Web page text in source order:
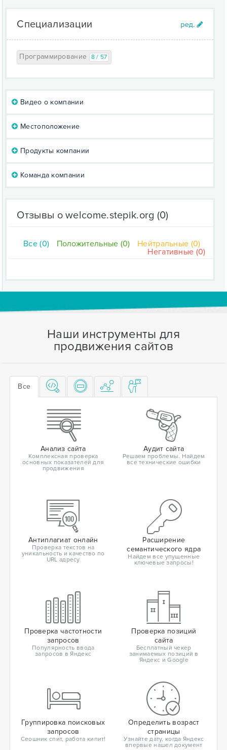
Специализации
Программирование 8 / 57
Видео о компании
Местоположение
Продукты компании
Команда компании
Отзывы о welcome.stepik.org (0)
Все (0) Положительные (0)
Нейтральные (0)
Негативные (0)
Наши инструменты для
продвижения сайтов
Все
Анализ сайта
Комплексная проверка
основных показателей для
продвижения
Аудит сайта
Решаем проблемы. Найдем
все технические ошибки
Антиплагиат онлайн
Проверка текстов на
уникальность и качество по
URL адресу
Расширение
семантического ядра
Найдем все упущенные
ключевые запросы!
Проверка частотности
запросов
Популярность ввода
запросов в Яндекс
Проверка позиций
сайта
Бесплатный чекер
занимаемых позиций в
Яндекс и Google
Группировка поисковых
запросов
Сеошник спит, работа кипит!
Определить возраст
страницы
Узнайте дату, когда Яндекс
впервые нашел документ